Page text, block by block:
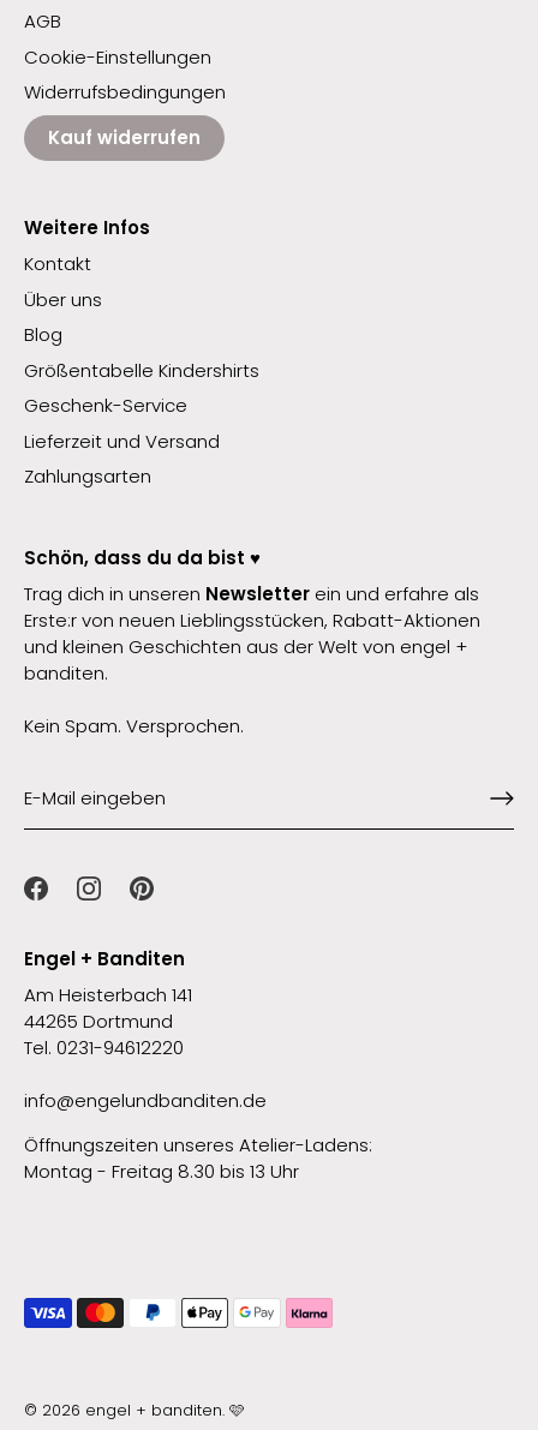
AGB
Cookie-Einstellungen
Widerrufsbedingungen
Kauf widerrufen
Weitere Infos
Kontakt
Über uns
Blog
Größentabelle Kindershirts
Geschenk-Service
Lieferzeit und Versand
Zahlungsarten
Schön, dass du da bist ♥️
Trag dich in unseren Newsletter ein und erfahre als
Erste:r von neuen Lieblingsstücken, Rabatt-Aktionen
und kleinen Geschichten aus der Welt von engel +
banditen.
Kein Spam. Versprochen.
Engel + Banditen
Am Heisterbach 141
44265 Dortmund
Tel. 0231-94612220
info@engelundbanditen.de
Öffnungszeiten unseres Atelier-Ladens:
Montag - Freitag 8.30 bis 13 Uhr
© 2026 engel + banditen. 🩷